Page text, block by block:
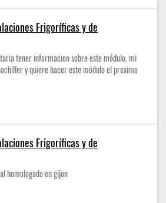
Frigoríficas y de
tener informacion sobre este módulo, mi
y quiere hacer este módulo el proximo
Frigoríficas y de
homologado en gijon